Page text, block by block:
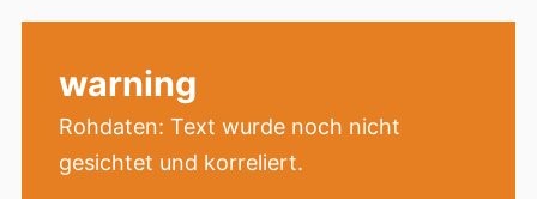
warning
Rohdaten: Text wurde noch nicht
gesichtet und korreliert.